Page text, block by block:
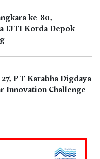
ke-80,
IJTI Korda Depok
PT Karabha Digdaya
Innovation Challenge